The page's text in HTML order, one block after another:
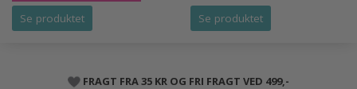
Se produktet Se produktet
FRAGT FRA 35 KR OG FRI FRAGT VED 499,-